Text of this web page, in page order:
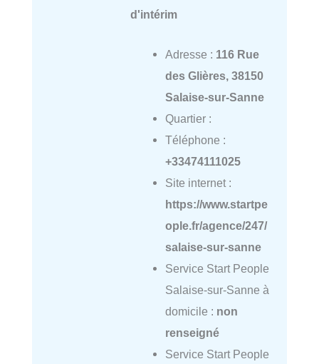
d'intérim
Adresse : 116 Rue
des Glières, 38150
Salaise-sur-Sanne
Quartier :
Téléphone :
+33474111025
Site internet :
https://www.startpe
ople.fr/agence/247/
salaise-sur-sanne
Service Start People
Salaise-sur-Sanne à
domicile : non
renseigné
Service Start People